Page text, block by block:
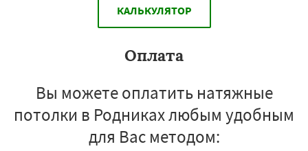
КАЛЬКУЛЯТОР
Оплата
Вы можете оплатить натяжные
потолки в Родниках любым удобным
для Вас методом: